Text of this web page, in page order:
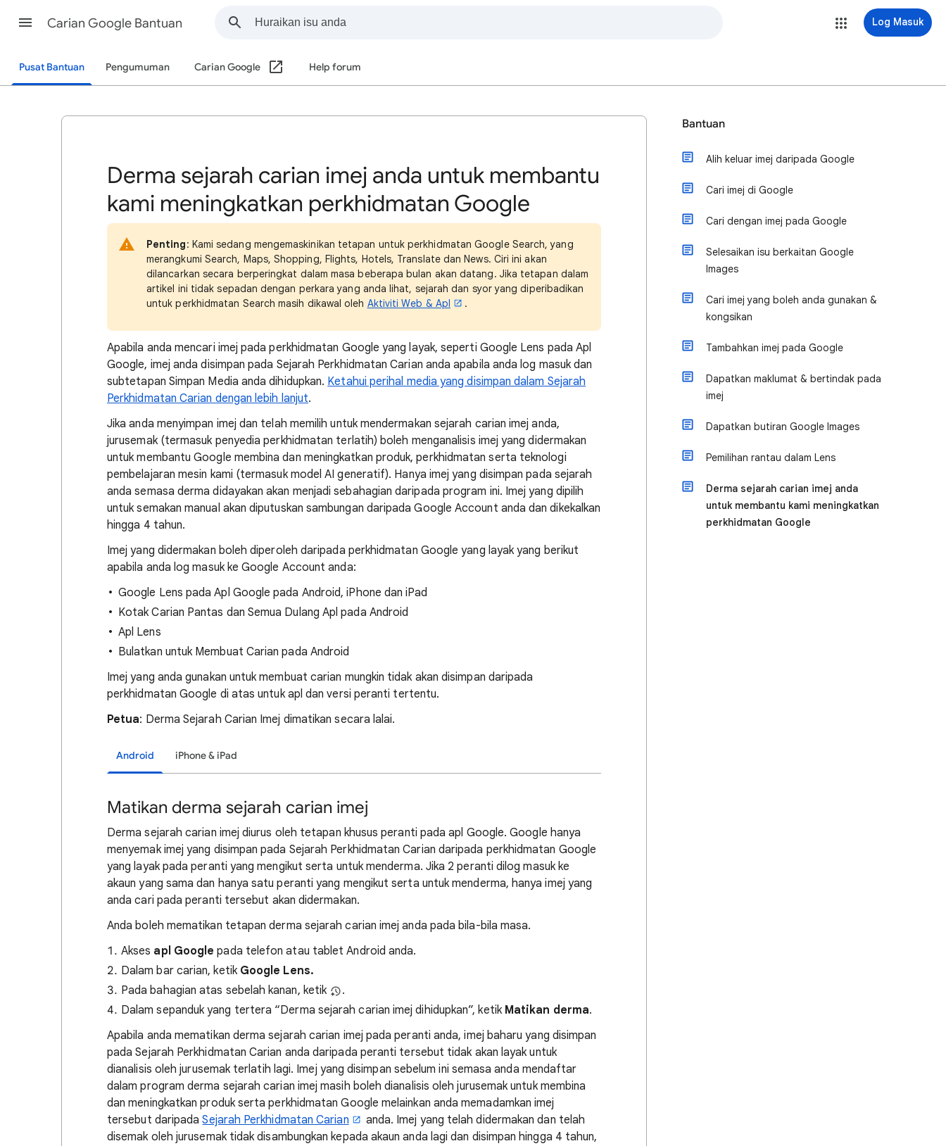
Carian Google Bantuan Log Masuk
Pusat Bantuan Pengumuman Carian Google Help forum
Derma sejarah carian imej anda untuk membantu
kami meningkatkan perkhidmatan Google
Penting: Kami sedang mengemaskinikan tetapan untuk perkhidmatan Google Search, yang
merangkumi Search, Maps, Shopping, Flights, Hotels, Translate dan News. Ciri ini akan
dilancarkan secara berperingkat dalam masa beberapa bulan akan datang. Jika tetapan dalam
artikel ini tidak sepadan dengan perkara yang anda lihat, sejarah dan syor yang diperibadikan
untuk perkhidmatan Search masih dikawal oleh Aktiviti Web & Apl .
Apabila anda mencari imej pada perkhidmatan Google yang layak, seperti Google Lens pada Apl
Google, imej anda disimpan pada Sejarah Perkhidmatan Carian anda apabila anda log masuk dan
subtetapan Simpan Media anda dihidupkan. Ketahui perihal media yang disimpan dalam Sejarah
Perkhidmatan Carian dengan lebih lanjut.
Jika anda menyimpan imej dan telah memilih untuk mendermakan sejarah carian imej anda,
jurusemak (termasuk penyedia perkhidmatan terlatih) boleh menganalisis imej yang didermakan
untuk membantu Google membina dan meningkatkan produk, perkhidmatan serta teknologi
pembelajaran mesin kami (termasuk model AI generatif). Hanya imej yang disimpan pada sejarah
anda semasa derma didayakan akan menjadi sebahagian daripada program ini. Imej yang dipilih
untuk semakan manual akan diputuskan sambungan daripada Google Account anda dan dikekalkan
hingga 4 tahun.
Imej yang didermakan boleh diperoleh daripada perkhidmatan Google yang layak yang berikut
apabila anda log masuk ke Google Account anda:
Google Lens pada Apl Google pada Android, iPhone dan iPad
Kotak Carian Pantas dan Semua Dulang Apl pada Android
Apl Lens
Bulatkan untuk Membuat Carian pada Android
Imej yang anda gunakan untuk membuat carian mungkin tidak akan disimpan daripada
perkhidmatan Google di atas untuk apl dan versi peranti tertentu.
Petua: Derma Sejarah Carian Imej dimatikan secara lalai.
Android iPhone & iPad
Matikan derma sejarah carian imej
Derma sejarah carian imej diurus oleh tetapan khusus peranti pada apl Google. Google hanya
menyemak imej yang disimpan pada Sejarah Perkhidmatan Carian daripada perkhidmatan Google
yang layak pada peranti yang mengikut serta untuk menderma. Jika 2 peranti dilog masuk ke
akaun yang sama dan hanya satu peranti yang mengikut serta untuk menderma, hanya imej yang
anda cari pada peranti tersebut akan didermakan.
Anda boleh mematikan tetapan derma sejarah carian imej anda pada bila-bila masa.
Akses apl Google pada telefon atau tablet Android anda.
Dalam bar carian, ketik Google Lens.
Pada bahagian atas sebelah kanan, ketik
.
Dalam sepanduk yang tertera “Derma sejarah carian imej dihidupkan”, ketik Matikan derma.
Apabila anda mematikan derma sejarah carian imej pada peranti anda, imej baharu yang disimpan
pada Sejarah Perkhidmatan Carian anda daripada peranti tersebut tidak akan layak untuk
dianalisis oleh jurusemak terlatih lagi. Imej yang disimpan sebelum ini semasa anda mendaftar
dalam program derma sejarah carian imej masih boleh dianalisis oleh jurusemak untuk membina
dan meningkatkan produk serta perkhidmatan Google melainkan anda memadamkan imej
tersebut daripadaSejarah Perkhidmatan Carian
anda. Imej yang telah didermakan dan telah
disemak oleh jurusemak tidak disambungkan kepada akaun anda lagi dan disimpan hingga 4 tahun,
Bantuan
Alih keluar imej daripada Google
Cari imej di Google
Cari dengan imej pada Google
Selesaikan isu berkaitan Google
Images
Cari imej yang boleh anda gunakan &
kongsikan
Tambahkan imej pada Google
Dapatkan maklumat & bertindak pada
imej
Dapatkan butiran Google Images
Pemilihan rantau dalam Lens
Derma sejarah carian imej anda
untuk membantu kami meningkatkan
perkhidmatan Google